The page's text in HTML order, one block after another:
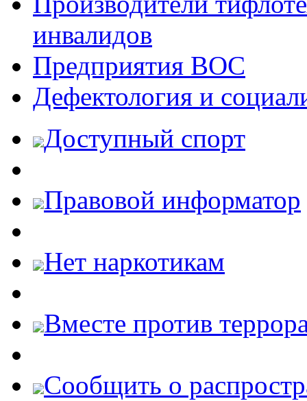
инвалидов
Предприятия ВОС
Дефектология и
Доступный спорт
Правовой информатор
Нет наркотикам
Вместе против
Cообщить о